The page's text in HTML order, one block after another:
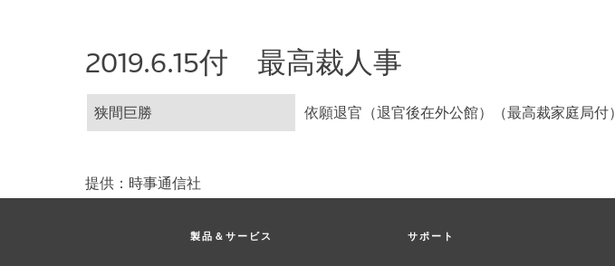
2019.6.15付 最高裁人事
狭間巨勝 依願退官（退官後在外公館）（最高裁家庭局付）
提供：時事通信社
製品＆サービス サポート